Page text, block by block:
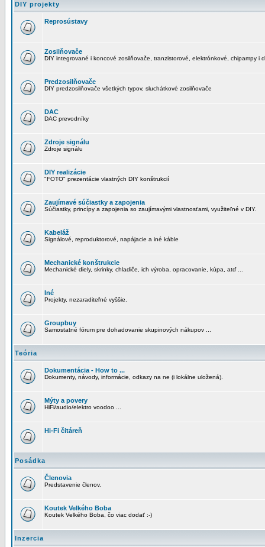
DIY projekty
Reprosústavy
Zosilňovače
DIY integrované i koncové zosilňovače, tranzistorové, elektrónkové, chipampy i
Predzosilňovače
DIY predzosilňovače všetkých typov, sluchátkové zosilňovače
DAC
DAC prevodníky
Zdroje signálu
Zdroje signálu
DIY realizácie
"FOTO" prezentácie vlastných DIY konštrukcií
Zaujímavé súčiastky a zapojenia
Súčiastky, princípy a zapojenia so zaujímavými vlastnosťami, využiteľné v DIY.
Kabeláž
Signálové, reproduktorové, napájacie a iné káble
Mechanické konštrukcie
Mechanické diely, skrinky, chladiče, ich výroba, opracovanie, kúpa, atď ...
Iné
Projekty, nezaraditeľné vyššie.
Groupbuy
Samostatné fórum pre dohadovanie skupinových nákupov ...
Teória
Dokumentácia - How to ...
Dokumenty, návody, informácie, odkazy na ne (i lokálne uložená).
Mýty a povery
HiFi/audio/elektro voodoo ...
Hi-Fi čitáreň
Posádka
Členovia
Predstavenie členov.
Koutek Velkého Boba
Koutek Velkého Boba, čo viac dodať :-)
Inzercia